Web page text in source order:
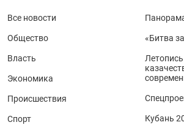
Все новости
Общество
Власть
Экономика
Происшествия
Спорт
«Битва
Кубань